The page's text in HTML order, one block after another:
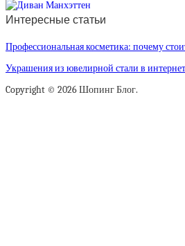
Интересные статьи
Профессиональная косметика: почему
Украшения из ювелирной стали в
Copyright © 2026 Шопинг Блог.